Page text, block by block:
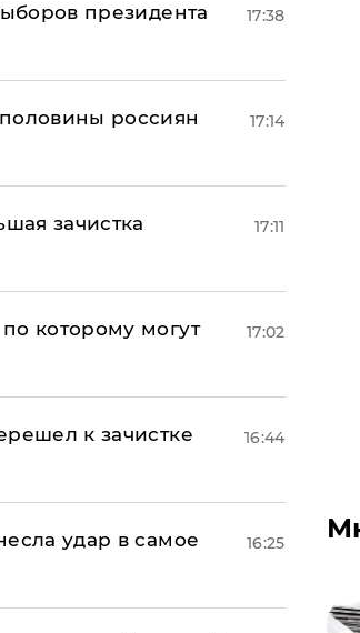
президента
17:38
россиян
17:14
зачистка
17:11
которому могут
17:02
к зачистке
16:44
удар в самое
16:25